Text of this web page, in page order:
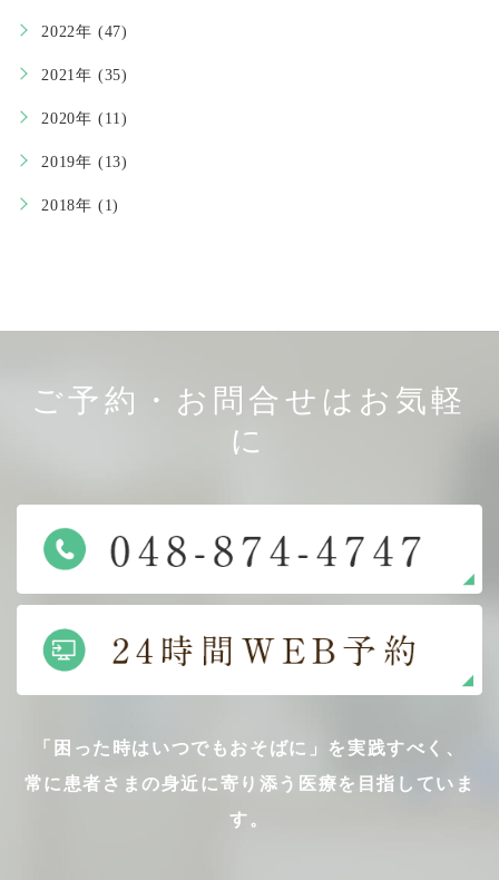
2022年 (47)
2021年 (35)
2020年 (11)
2019年 (13)
2018年 (1)
ご予約・お問合せはお気軽
に
「困った時はいつでもおそばに」を実践すべく、
常に患者さまの身近に寄り添う医療を目指していま
す。